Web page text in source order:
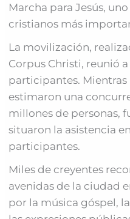
Marcha para Jesús,
cristianos más
La movilización,
Corpus Christi, reunió
participantes.
estimaron una
millones de personas,
situaron la asistencia
participantes.
Miles de creyentes
avenidas de la ciudad
por la música góspel,